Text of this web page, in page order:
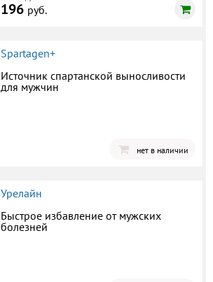
196 руб.
Spartagen+
Источник спартанской выносливости
для мужчин
нет в наличии
Урелайн
Быстрое избавление от мужских
болезней